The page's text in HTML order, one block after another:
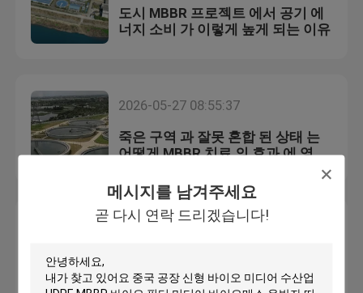
메시지를 남겨주세요
곧 다시 연락 드리겠습니다!
품질 관리
블로그
조회를 요청하다
MBBR 전기 매체
도시 MBBR 프로젝트 에서 공기 에
너지 소비 가 이렇게 높게 되는 이유
2026-05-27 08:55:37
죽은 구역 과 잘못 혼합 된 상태 는
어떻게 MBBR 치료 의 효과 에 영향
장으로 인해 미디어 막힘이 발생하